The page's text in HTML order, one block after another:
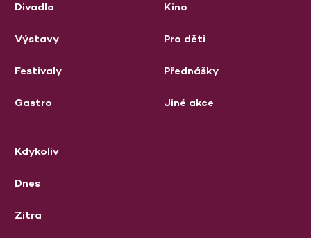
Divadlo
Výstavy
Festivaly
Gastro
Kino
Pro děti
Přednášky
Jiné akce
Kdykoliv
Dnes
Zítra